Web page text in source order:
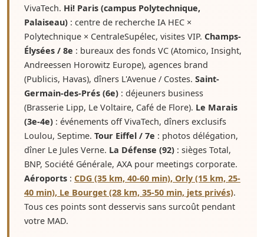
VivaTech. Hi! Paris (campus Polytechnique,
Palaiseau) : centre de recherche IA HEC ×
Polytechnique × CentraleSupélec, visites VIP. Champs-
Élysées / 8e : bureaux des fonds VC (Atomico, Insight,
Andreessen Horowitz Europe), agences brand
(Publicis, Havas), dîners L'Avenue / Costes. Saint-
Germain-des-Prés (6e) : déjeuners business
(Brasserie Lipp, Le Voltaire, Café de Flore). Le Marais
(3e-4e) : événements off VivaTech, dîners exclusifs
Loulou, Septime. Tour Eiffel / 7e : photos délégation,
dîner Le Jules Verne. La Défense (92) : sièges Total,
BNP, Société Générale, AXA pour meetings corporate.
Aéroports : CDG (35 km, 40-60 min), Orly (15 km, 25-
40 min), Le Bourget (28 km, 35-50 min, jets privés).
Tous ces points sont desservis sans surcoût pendant
votre MAD.